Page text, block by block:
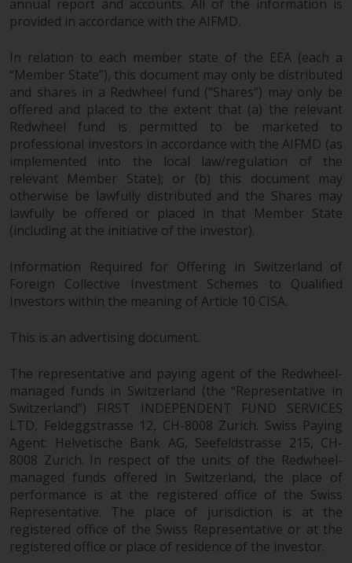
Verarbeitung durch Redwheel und
zu. Alle diese Unternehmen sind
verpflichtet, die Vertraulichkeit
dieser Informationen zu wahren.
Wenn Sie nicht möchten, dass
Ihre Informationen auf diese
Weise verwendet werden, sollten
Sie Redwheel per E-Mail oder
schriftlich darüber informieren.
Sie haben Anspruch auf eine
Kopie der Informationen, die wir
über Sie gespeichert haben,
indem Sie uns schriftlich
anschreiben und diese anfordern.
Weitere Informationen finden Sie
Datenschutzrichtlinie und Cookie-
Geltendes Recht
Der Inhalt dieser Website sollte
gemäß den Gesetzen von England
und Wales ausgelegt und geregelt
werden, und die Gerichte dieser
Gerichtsbarkeit haben die
annual report and accounts. All of the information is
provided in accordance with the AIFMD.
In relation to each member state of the EEA (each a
“Member State”), this document may only be distributed
and shares in a Redwheel fund (“Shares”) may only be
offered and placed to the extent that (a) the relevant
Redwheel fund is permitted to be marketed to
professional investors in accordance with the AIFMD (as
implemented into the local law/regulation of the
relevant Member State); or (b) this document may
otherwise be lawfully distributed and the Shares may
lawfully be offered or placed in that Member State
(including at the initiative of the investor).
Information Required for Offering in Switzerland of
Foreign Collective Investment Schemes to Qualified
Investors within the meaning of Article 10 CISA.
This is an advertising document.
The representative and paying agent of the Redwheel-
managed funds in Switzerland (the “Representative in
Switzerland”) FIRST INDEPENDENT FUND SERVICES
LTD, Feldeggstrasse 12, CH-8008 Zurich. Swiss Paying
Agent: Helvetische Bank AG, Seefeldstrasse 215, CH-
8008 Zurich. In respect of the units of the Redwheel-
managed funds offered in Switzerland, the place of
performance is at the registered office of the Swiss
Representative. The place of jurisdiction is at the
registered office of the Swiss Representative or at the
registered office or place of residence of the investor.